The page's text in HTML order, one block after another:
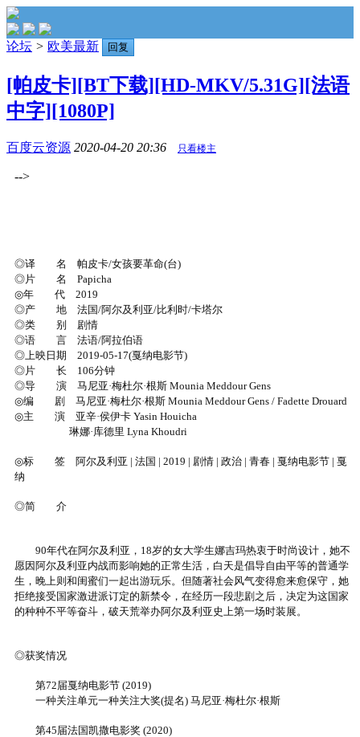
论坛 > 欧美最新 回复
[帕皮卡][BT下载][HD-MKV/5.31G][法语
中字][1080P]
百度云资源 2020-04-20 20:36 只看楼主
-->
◎译 名 帕皮卡/女孩要革命(台)
◎片 名 Papicha
◎年 代 2019
◎产 地 法国/阿尔及利亚/比利时/卡塔尔
◎类 别 剧情
◎语 言 法语/阿拉伯语
◎上映日期 2019-05-17(戛纳电影节)
◎片 长 106分钟
◎导 演 马尼亚·梅杜尔·根斯 Mounia Meddour Gens
◎编 剧 马尼亚·梅杜尔·根斯 Mounia Meddour Gens / Fadette Drouard
◎主 演 亚辛·侯伊卡 Yasin Houicha
琳娜·库德里 Lyna Khoudri
◎标 签 阿尔及利亚 | 法国 | 2019 | 剧情 | 政治 | 青春 | 戛纳电影节 | 戛
纳
◎简 介
90年代在阿尔及利亚，18岁的女大学生娜吉玛热衷于时尚设计，她不
愿因阿尔及利亚内战而影响她的正常生活，白天是倡导自由平等的普通学
生，晚上则和闺蜜们一起出游玩乐。但随著社会风气变得愈来愈保守，她
拒绝接受国家激进派订定的新禁令，在经历一段悲剧之后，决定为这国家
的种种不平等奋斗，破天荒举办阿尔及利亚史上第一场时装展。
◎获奖情况
第72届戛纳电影节 (2019)
一种关注单元一种关注大奖(提名) 马尼亚·梅杜尔·根斯
第45届法国凯撒电影奖 (2020)